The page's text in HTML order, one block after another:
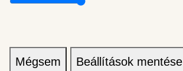
Mégsem Beállítások mentése